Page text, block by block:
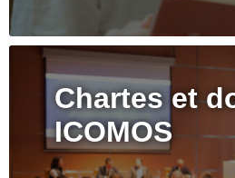
Chartes et
ICOMOS